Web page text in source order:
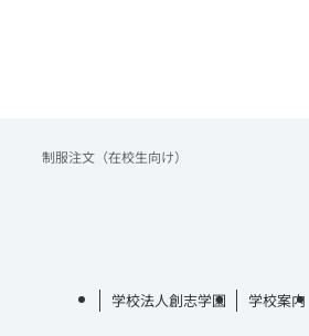
制服注文（在校生向け）
学校法人創志学園 学校案内